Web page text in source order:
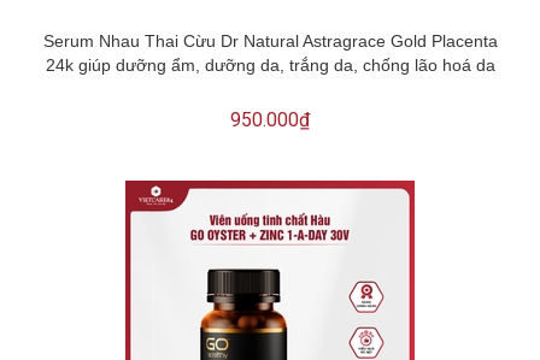
Serum Nhau Thai Cừu Dr Natural Astragrace Gold Placenta
24k giúp dưỡng ẩm, dưỡng da, trắng da, chống lão hoá da
950.000₫